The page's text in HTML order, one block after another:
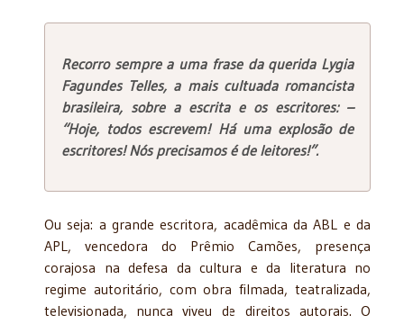
Recorro sempre a uma frase da querida Lygia
Fagundes Telles, a mais cultuada romancista
brasileira, sobre a escrita e os escritores: –
“Hoje, todos escrevem! Há uma explosão de
escritores! Nós precisamos é de leitores!”.
Ou seja: a grande escritora, acadêmica da ABL e da
APL, vencedora do Prêmio Camões, presença
corajosa na defesa da cultura e da literatura no
regime autoritário, com obra filmada, teatralizada,
televisionada, nunca viveu de direitos autorais. O